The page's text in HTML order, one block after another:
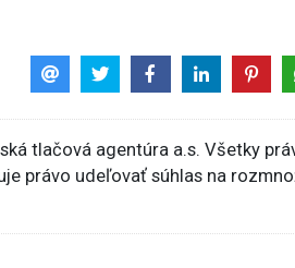
tlačová agentúra a.s. Všetky
právo udeľovať súhlas na